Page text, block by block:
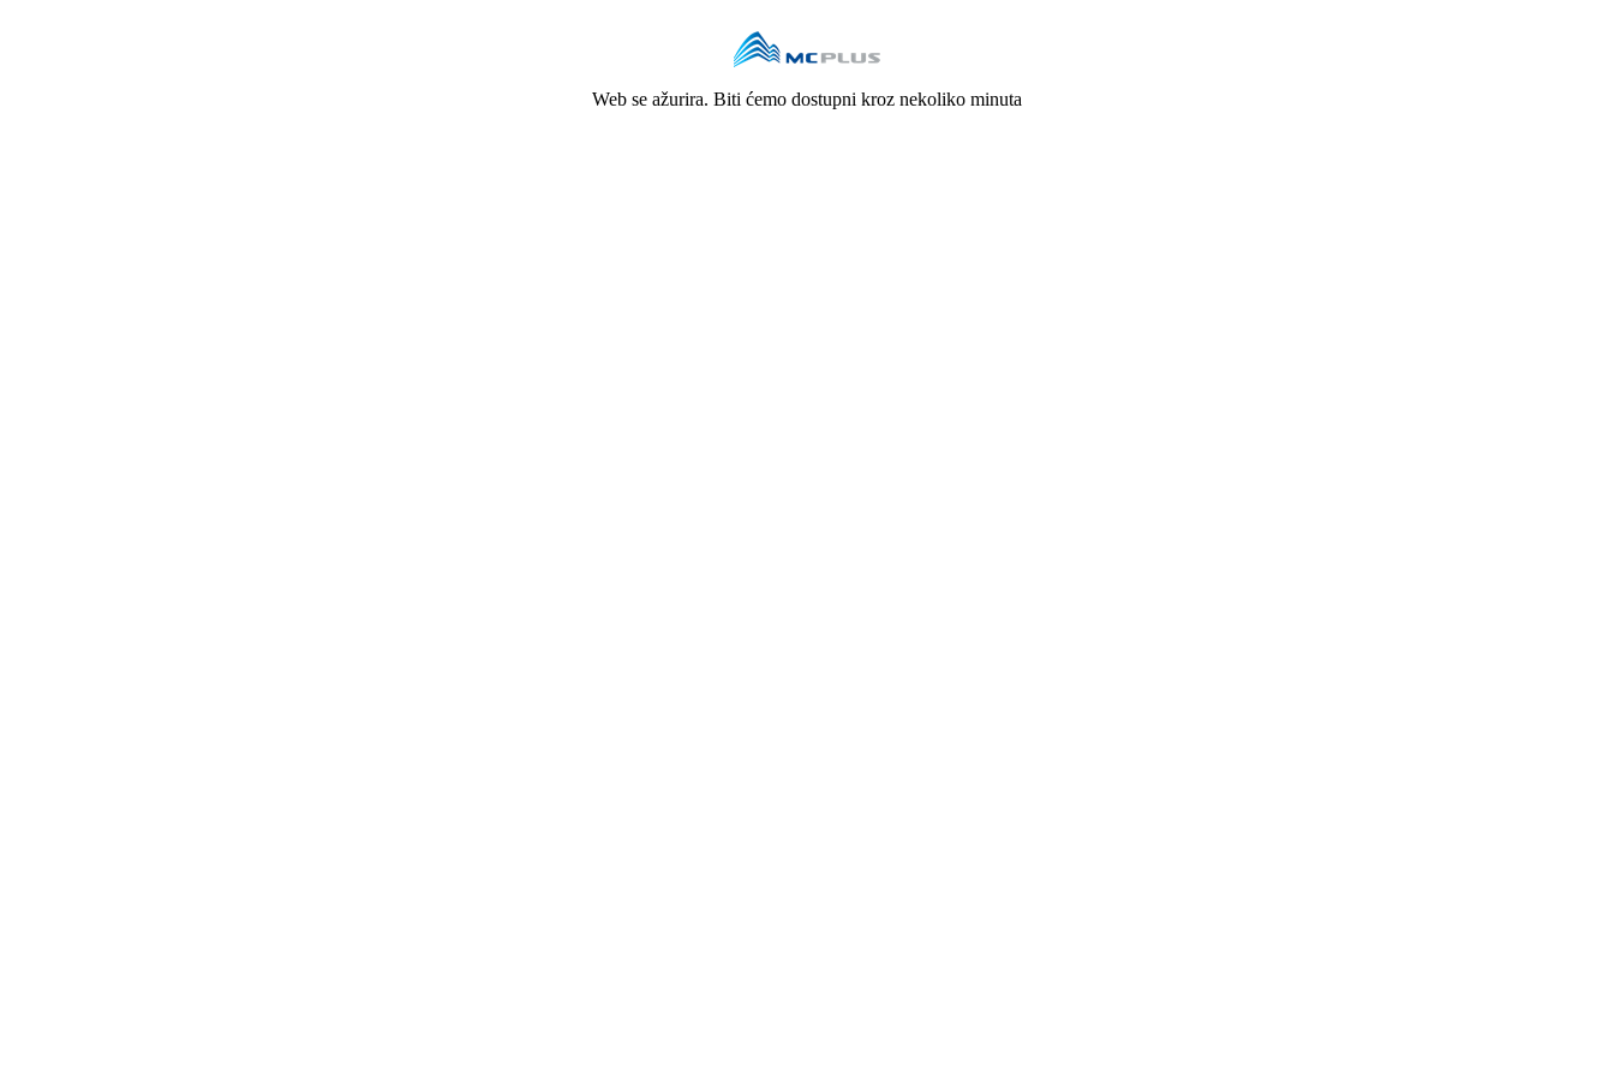
Web se ažurira. Biti ćemo dostupni kroz nekoliko minuta